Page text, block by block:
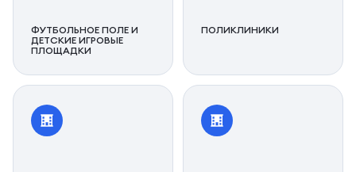
ФУТБОЛЬНОЕ ПОЛЕ И
ДЕТСКИЕ ИГРОВЫЕ
ПЛОЩАДКИ
ПОЛИКЛИНИКИ